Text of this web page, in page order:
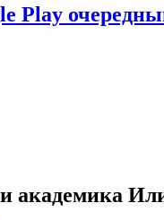
Play
академика